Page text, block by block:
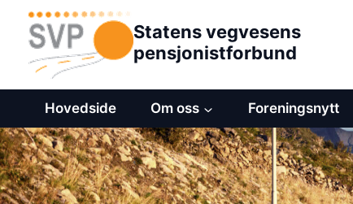
Hopp
innhold
Statens vegvesens
pensjonistforbund
Hovedside Om oss Foreningsnytt